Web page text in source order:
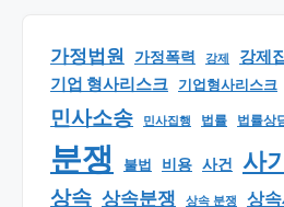
가정법원 가정폭력 강제 강제
기업 형사리스크 기업형사리스크
민사소송 민사집행 법률 법률상
분쟁 불법 비용 사건 사기
상속 상속분쟁 상속 분쟁 상속